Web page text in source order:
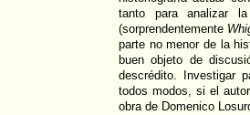
tanto para analizar la
(sorprendentemente
parte no menor de la
buen objeto de
descrédito. Investigar
todos modos, si el
obra de Domenico